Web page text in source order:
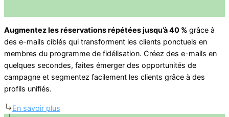
Augmentez les réservations répétées jusqu’à 40 % grâce à
des e-mails ciblés qui transforment les clients ponctuels en
membres du programme de fidélisation. Créez des e-mails en
quelques secondes, faites émerger des opportunités de
campagne et segmentez facilement les clients grâce à des
profils unifiés.
En savoir plus